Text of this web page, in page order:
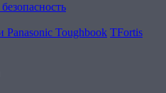
Toughbook TFortis